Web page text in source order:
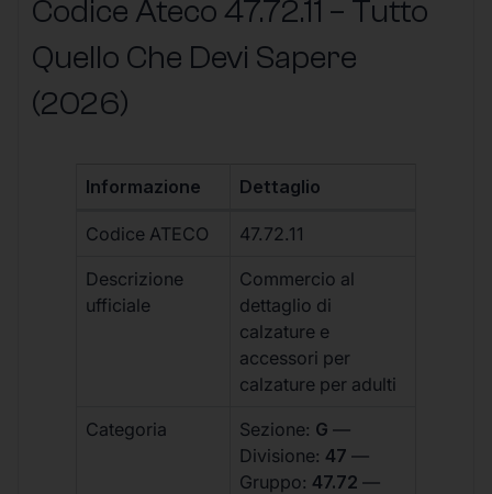
Codice Ateco 47.72.11 – Tutto
Quello Che Devi Sapere
(2026)
Informazione Dettaglio
Codice ATECO 47.72.11
Descrizione
ufficiale
Commercio al
dettaglio di
calzature e
accessori per
calzature per adulti
Categoria Sezione: G —
Divisione: 47 —
Gruppo: 47.72 —